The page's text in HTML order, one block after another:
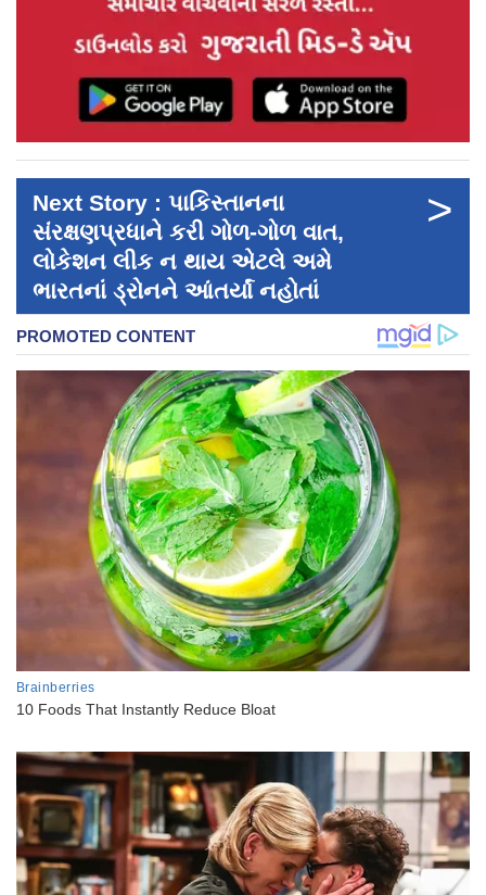
Next Story : પાકિસ્તાનના
સંરક્ષણપ્રધાને કરી ગોળ-ગોળ વાત,
લોકેશન લીક ન થાય એટલે અમે
ભારતનાં ડ્રોનને આંતર્યાં નહોતાં
>